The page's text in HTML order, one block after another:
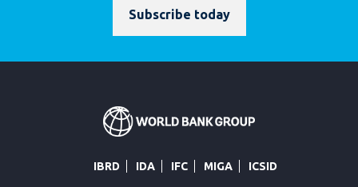
Subscribe today
IBRD IDA IFC MIGA ICSID